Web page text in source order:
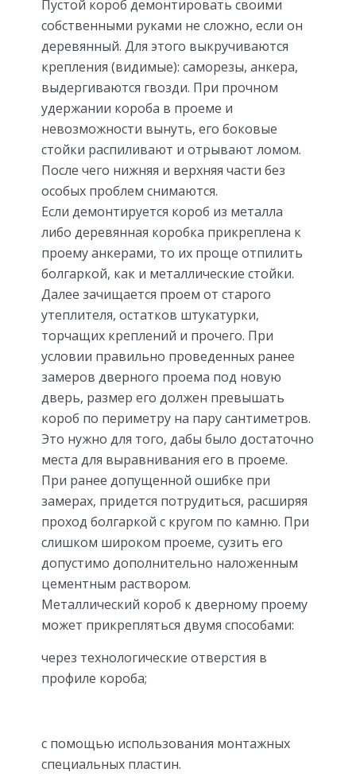
Пустой короб демонтировать своими
собственными руками не сложно, если он
деревянный. Для этого выкручиваются
крепления (видимые): саморезы, анкера,
выдергиваются гвозди. При прочном
удержании короба в проеме и
невозможности вынуть, его боковые
стойки распиливают и отрывают ломом.
После чего нижняя и верхняя части без
особых проблем снимаются.
Если демонтируется короб из металла
либо деревянная коробка прикреплена к
проему анкерами, то их проще отпилить
болгаркой, как и металлические стойки.
Далее зачищается проем от старого
утеплителя, остатков штукатурки,
торчащих креплений и прочего. При
условии правильно проведенных ранее
замеров дверного проема под новую
дверь, размер его должен превышать
короб по периметру на пару сантиметров.
Это нужно для того, дабы было достаточно
места для выравнивания его в проеме.
При ранее допущенной ошибке при
замерах, придется потрудиться, расширяя
проход болгаркой с кругом по камню. При
слишком широком проеме, сузить его
допустимо дополнительно наложенным
цементным раствором.
Металлический короб к дверному проему
может прикрепляться двумя способами:
через технологические отверстия в
профиле короба;
с помощью использования монтажных
специальных пластин.